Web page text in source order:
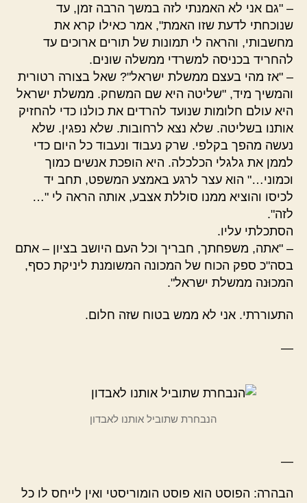
– "גם אני לא האמנתי לזה במשך הרבה זמן, עד
שנוכחתי לדעת שזו האמת", אמר כאילו קרא את
מחשבותי, והראה לי תמונות של תורים ארוכים עד
להחריד בכניסה למשרדי ממשלה שונים.
– "אז מהי בעצם ממשלת ישראל"? שאל בצורה רטורית
והמשיך מיד, "שליטה היא שם המשחק. ממשלת ישראל
היא עולם חלומות שנועד להרדים את כולנו כדי להחזיק
אותנו בשליטה. שלא נצא לרחובות. שלא נפגין. שלא
נעשה מהפך בקלפי. שרק נעבוד ונעבוד כל היום כדי
לממן את גלגלי הכלכלה. היא הופכת אנשים כמוך
וכמוני…" הוא עצר לרגע באמצע המשפט, תחב יד
לכיסו והוציא ממנו סוללת אצבע, אותה הראה לי "…
לזה".
הסתכלתי עליו.
– "אתה, משפחתך, חבריך וכל העם היושב בציון – אתם
בסה"כ ספק הכוח של המכונה המשומנת ליניקת כסף,
המכוּנה ממשלת ישראל".
התעוררתי. אני לא ממש בטוח שזה חלום.
—
הנבחרת שתוביל אותנו לאבדון
—
הבהרה: הפוסט הוא פוסט הומוריסטי ואין לייחס לו כל